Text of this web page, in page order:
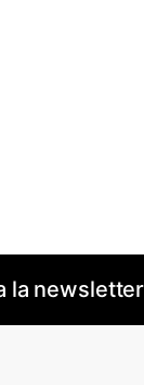
la newsletter